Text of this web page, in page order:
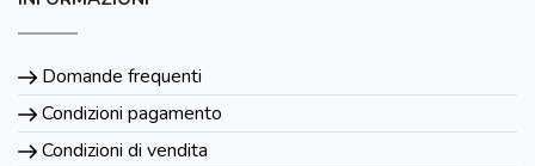
Domande frequenti
Condizioni pagamento
Condizioni di vendita